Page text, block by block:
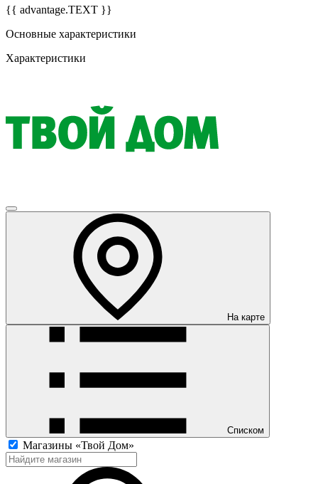
{{ advantage.TEXT }}
Основные характеристики
Характеристики
На карте
Списком
Магазины «Твой Дом»